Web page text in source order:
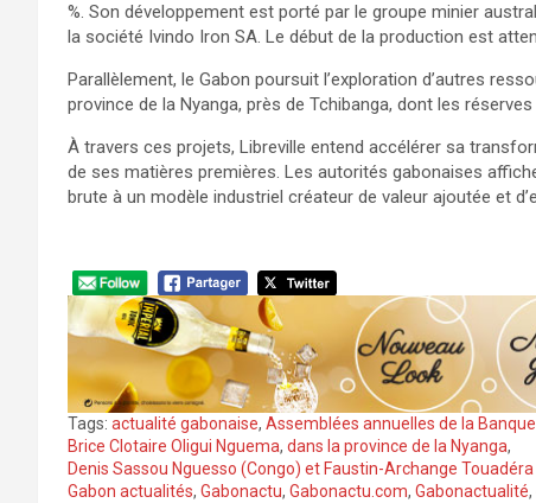
%. Son développement est porté par le groupe minier
la société Ivindo Iron SA. Le début de la production est
Parallèlement, le Gabon poursuit l’exploration d’autres
province de la Nyanga, près de Tchibanga, dont les
À travers ces projets, Libreville entend accélérer sa
de ses matières premières. Les autorités gabonaises
brute à un modèle industriel créateur de valeur ajoutée et
Tags: actualité gabonaise, Assemblées annuelles de la
Brice Clotaire Oligui Nguema, dans la province de la Nyanga,
Denis Sassou Nguesso (Congo) et Faustin-Archange
Gabon actualités, Gabonactu, Gabonactu.com, Gabonactualité,